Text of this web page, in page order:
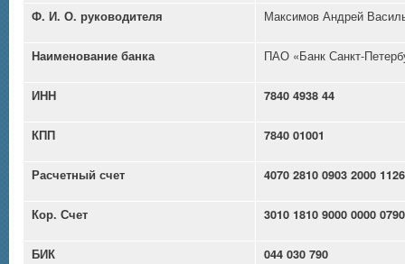
Ф. И. О. руководителя Максимов Андрей
Наименование банка ПАО «Банк Санкт-
ИНН 7840 4938 44
КПП 7840 01001
Расчетный счет 4070 2810 0903 2000 1126
Кор. Счет 3010 1810 9000 0000 0790
БИК 044 030 790